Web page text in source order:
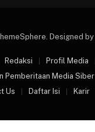
Designed by
Redaksi Profil Media
Pemberitaan Media Siber
Us
Daftar Isi Karir